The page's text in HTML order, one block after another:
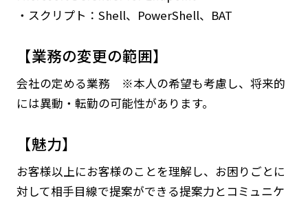
・スクリプト：Shell、PowerShell、BAT
【業務の変更の範囲】
会社の定める業務 ※本人の希望も考慮し、将来的
には異動・転勤の可能性があります。
【魅力】
お客様以上にお客様のことを理解し、お困りごとに
対して相手目線で提案ができる提案力とコミュニケ